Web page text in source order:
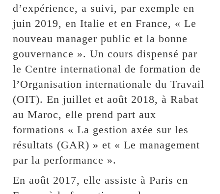
d’expérience, a suivi, par exemple en
juin 2019, en Italie et en France, « Le
nouveau manager public et la bonne
gouvernance ». Un cours dispensé par
le Centre international de formation de
l’Organisation internationale du Travail
(OIT). En juillet et août 2018, à Rabat
au Maroc, elle prend part aux
formations « La gestion axée sur les
résultats (GAR) » et « Le management
par la performance ».
En août 2017, elle assiste à Paris en